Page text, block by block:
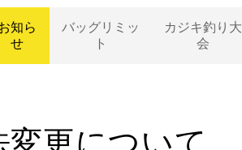
知ら
せ
バッグリミッ
ト
カジキ釣り大
会
変更について